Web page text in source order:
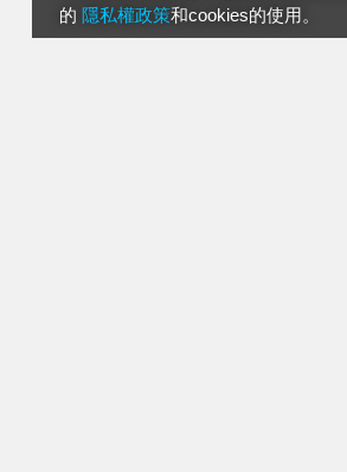
的 隱私權政策和cookies的使用。